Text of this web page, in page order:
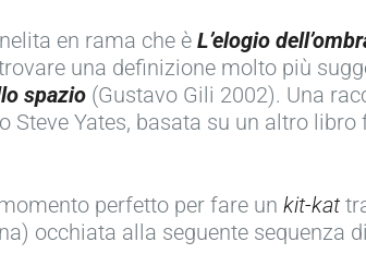
en rama che è L’elogio
una definizione molto più
spazio (Gustavo Gili 2002). Una
Yates, basata su un altro libro
perfetto per fare un kit-kat
occhiata alla seguente sequenza